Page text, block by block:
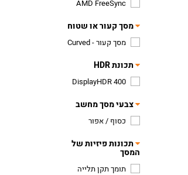
AMD FreeSync
מסך קעור או שטוח
מסך קעור - Curved
תכונת HDR
DisplayHDR 400
צבעי מסך מחשב
כסוף / אפור
תכונות פיזיות של
המסך
תומך תקן תלייה